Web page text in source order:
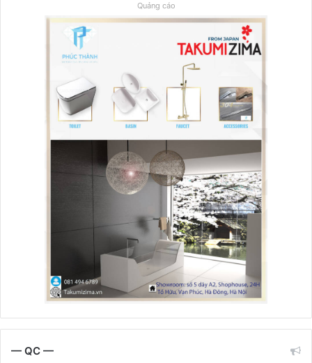
Quảng cáo
— QC —